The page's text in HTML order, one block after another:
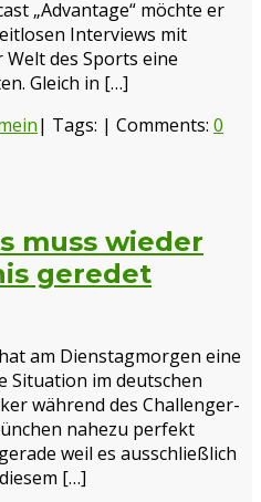
„Advantage“ möchte er
Interviews mit
des Sports eine
Gleich in […]
| Tags: | Comments: 0
muss wieder
geredet
am Dienstagmorgen eine
Situation im deutschen
während des Challenger-
nahezu perfekt
weil es ausschließlich
[…]